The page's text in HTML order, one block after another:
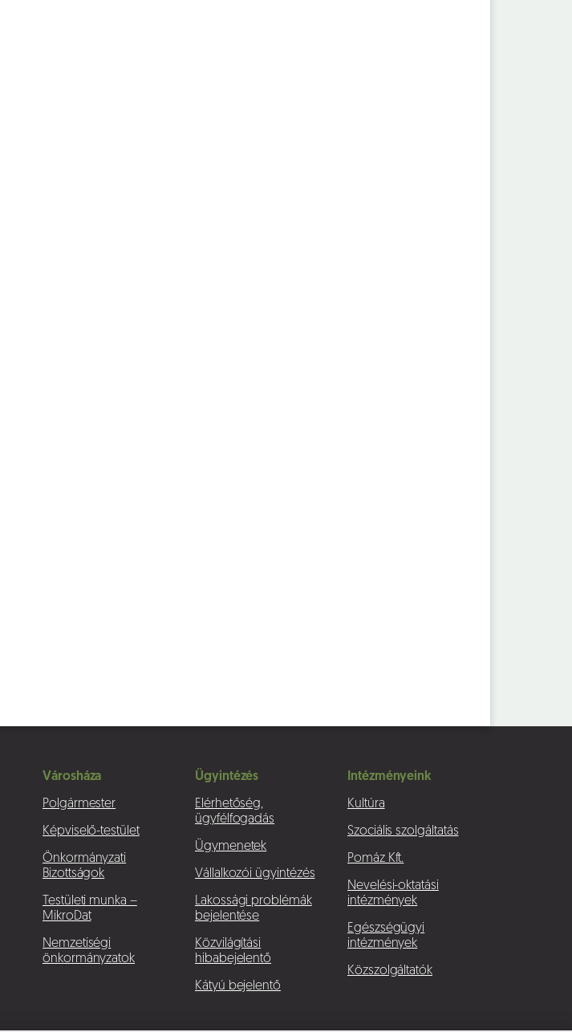
Városháza
Polgármester
Képviselő-testület
Önkormányzati
Bizottságok
Testületi munka –
MikroDat
Nemzetiségi
önkormányzatok
Ügyintézés
Elérhetőség,
ügyfélfogadás
Ügymenetek
Vállalkozói ügyintézés
Lakossági problémák
bejelentése
Közvilágítási
hibabejelentő
Kátyú bejelentő
Intézményeink
Kultúra
Szociális szolgáltatás
Pomáz Kft.
Nevelési-oktatási
intézmények
Egészségügyi
intézmények
Közszolgáltatók